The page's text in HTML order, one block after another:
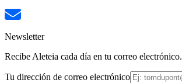
Newsletter
Recibe Aleteia cada día en tu correo electrónico.
Tu dirección de correo electrónico